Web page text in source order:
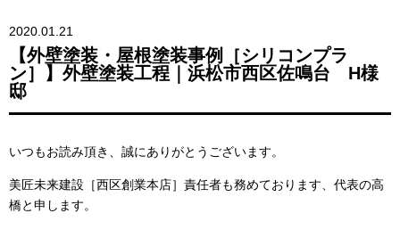
2020.01.21
【外壁塗装・屋根塗装事例［シリコンプラ
ン］】外壁塗装工程｜浜松市西区佐鳴台 H様
邸
いつもお読み頂き、誠にありがとうございます。
美匠未来建設［西区創業本店］責任者も務めております、代表の高
橋と申します。